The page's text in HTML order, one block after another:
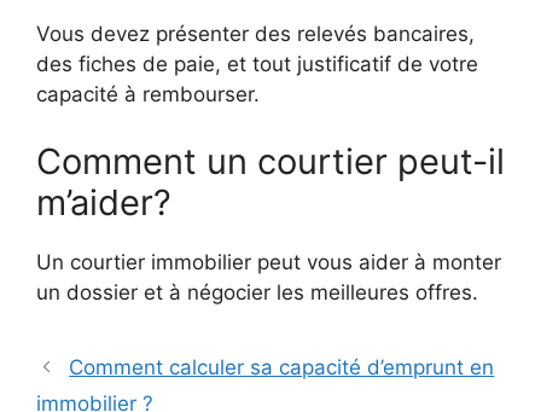
Vous devez présenter des relevés bancaires,
des fiches de paie, et tout justificatif de votre
capacité à rembourser.
Comment un courtier peut-il
m’aider?
Un courtier immobilier peut vous aider à monter
un dossier et à négocier les meilleures offres.
Comment calculer sa capacité d’emprunt en
immobilier ?